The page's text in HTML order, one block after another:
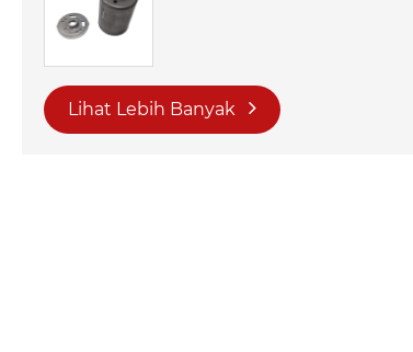
Lihat Lebih Banyak